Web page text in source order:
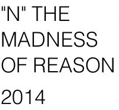
"N" THE
MADNESS
OF REASON
2014